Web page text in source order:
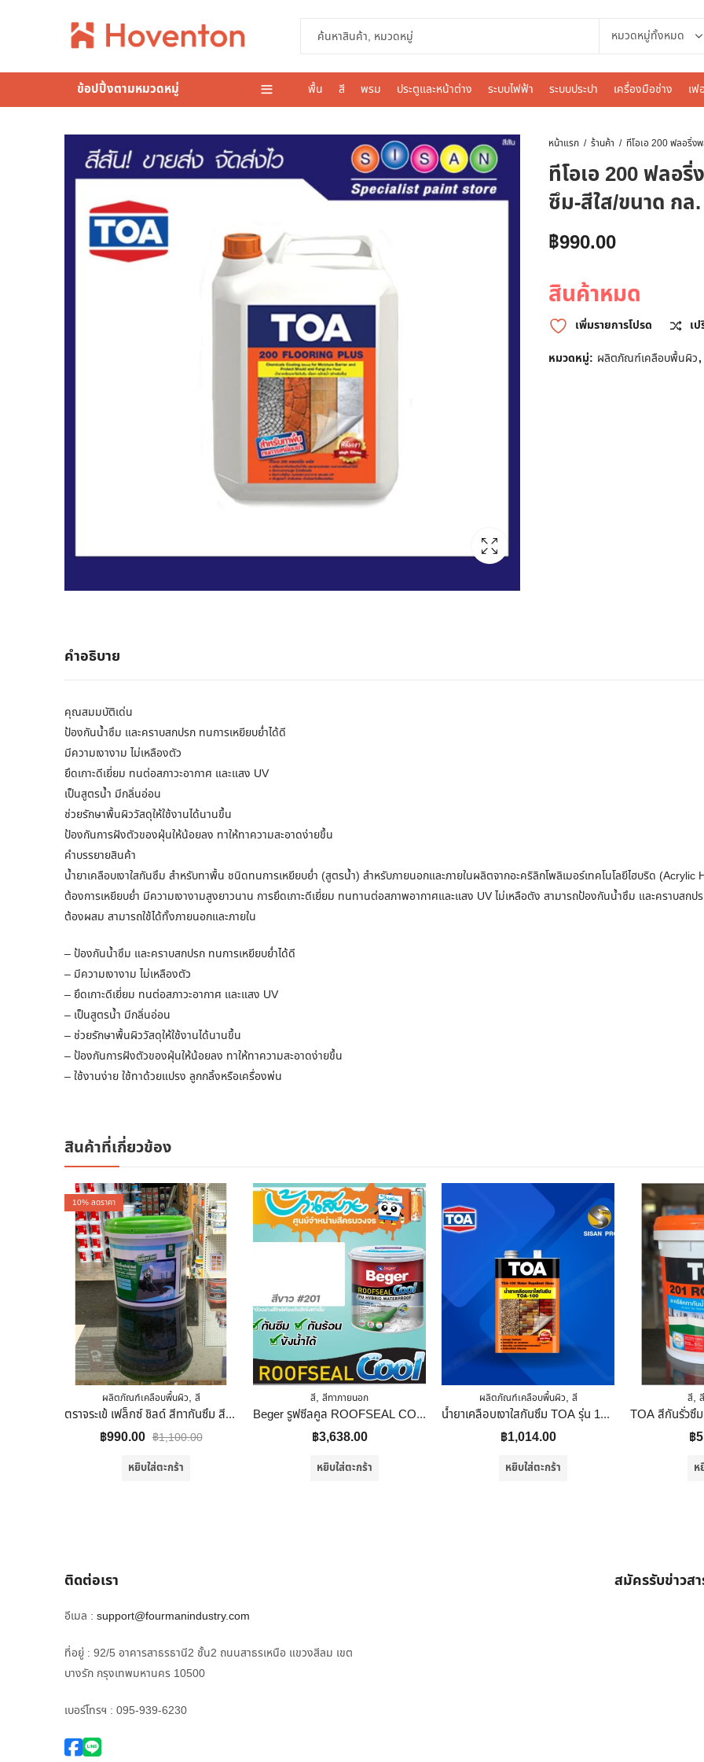
ข้อปปิ้งตามหมวดหมู่ พื้น สี พรม ประตูและหน้าต่าง ระบบไฟฟ้า ระบบประปา เครื่องมือช่าง เฟ
หน้าแรก ร้านค้า
ทีโอเอ 200 ฟลอริ่
ซึม-สีใส/ขนาด ก
฿990.00
สินค้าหมด
เพิ่มรายการโปรด
เ
หมวดหมู่: ผลิตภัณฑ์เคลือบพื้นผิว,
คำอธิบาย
คุณสมมบัติเด่น
ป้องกันน้ำซึม และคราบสกปรก ทนการเหยียบย่ำได้ดี
มีความเงางาม ไม่เหลืองตัว
ยึดเกาะดีเยี่ยม ทนต่อสภาวะอากาศ และแสง UV
เป็นสูตรน้ำ มีกลิ่นอ่อน
ช่วยรักษาพื้นผิววัสดุให้ใช้งานได้นานขึ้น
ป้องกันการฝังตัวของฝุ่นให้น้อยลง ทาให้ทาความสะอาดง่ายขึ้น
คำบรรยายสินค้า
น้ำยาเคลือบเงาใสกันซึม สำหรับทาพื้น ชนิดทนการเหยียบย่ำ (สูตรน้ำ) สำหรับภายนอกและภายในผลิตจากอะคริลิกโพลิเมอร์เทคโนโลยีไฮบริด
ต้องการเหยียบย่ำ มีความเงางามสูงยาวนาน การยึดเกาะดีเยี่ยม ทนทานต่อสภาพอากาศและแสง UV ไม่เหลือตัง สามารถป้องกันน้ำซึม และคราบสก
ต้องผสม สามารถใช้ได้ทั้งภายนอกและภายใน
– ป้องกันน้ำซึม และคราบสกปรก ทนการเหยียบย่ำได้ดี
– มีความเงางาม ไม่เหลืองตัว
– ยึดเกาะดีเยี่ยม ทนต่อสภาวะอากาศ และแสง UV
– เป็นสูตรน้ำ มีกลิ่นอ่อน
– ช่วยรักษาพื้นผิววัสดุให้ใช้งานได้นานขึ้น
– ป้องกันการฝังตัวของฝุ่นให้น้อยลง ทาให้ทาความสะอาดง่ายขึ้น
– ใช้งานง่าย ใช้ทาด้วยแปรง ลูกกลิ้งหรือเครื่องพ่น
สินค้าที่เกี่ยวข้อง
10% ลดราคา
ผลิตภัณฑ์เคลือบพื้นผิว, สี
ตราจระเข้ เฟล็กซ์ ชิลด์ สีทากันซึม สีเทา 4 Kg.
฿990.00 ฿1,100.00
หยิบใส่ตะกร้า
สี, สีทาภายนอก
Beger รูฟซีลคูล ROOFSEAL COOL ขนาด 20kg สีกันรั่ว กันซึม กันร้อน สีทาดาดฟ้า และ สีทาหลังคา กันแดด กันฝน ยืดหยุ่น 600% 201
฿3,638.00
หยิบใส่ตะกร้า
ผลิตภัณฑ์เคลือบพื้นผิว, สี
น้ำยาเคลือบเงาใสกันซึม TOA รุ่น 100 ขนาด 1 แกลลอน สี Gloss
฿1,014.00
หยิบใส่ตะกร้า
สี,
฿
ห
ติดต่อเรา
อีเมล : support@fourmanindustry.com
ที่อยู่ : 92/5 อาคารสาธรธานี2 ชั้น2 ถนนสาธรเหนือ แขวงสีลม เขต
บางรัก กรุงเทพมหานคร 10500
เบอร์โทรฯ : 095-939-6230
สมัครรับข่าวสา